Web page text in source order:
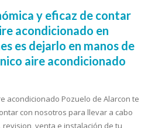
y eficaz de contar
acondicionado en
es dejarlo en manos de
aire acondicionado
acondicionado Pozuelo de Alarcon te
con nosotros para llevar a cabo
venta e instalación de tu